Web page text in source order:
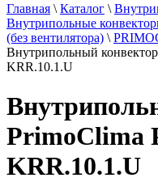
Главная \ Каталог \
Внутрипольные
(без вентилятора) \
Внутрипольный
KRR.10.1.U
PrimoClima
KRR.10.1.U